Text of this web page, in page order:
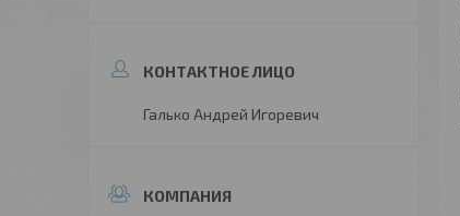
Галько Андрей Игоревич